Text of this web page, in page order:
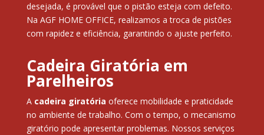
desejada, é provável que o pistão esteja com defeito.
Na AGF HOME OFFICE, realizamos a troca de pistões
com rapidez e eficiência, garantindo o ajuste perfeito.
Cadeira Giratória em
Parelheiros
A cadeira giratória oferece mobilidade e praticidade
no ambiente de trabalho. Com o tempo, o mecanismo
giratório pode apresentar problemas. Nossos serviços